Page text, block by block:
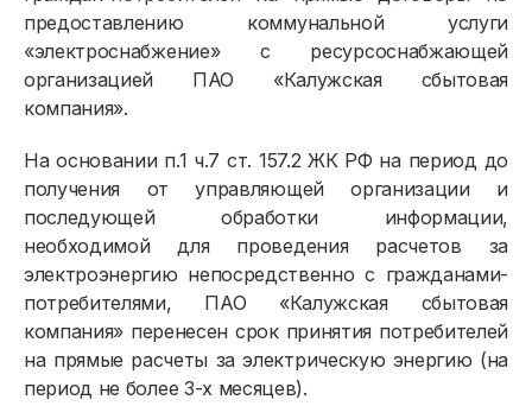
предоставлению коммунальной услуги
«электроснабжение» с ресурсоснабжающей
организацией ПАО «Калужская сбытовая
компания».
На основании п.1 ч.7 ст. 157.2 ЖК РФ на период до
получения от управляющей организации и
последующей обработки информации,
необходимой для проведения расчетов за
электроэнергию непосредственно с гражданами-
потребителями, ПАО «Калужская сбытовая
компания» перенесен срок принятия потребителей
на прямые расчеты за электрическую энергию (на
период не более 3-х месяцев).